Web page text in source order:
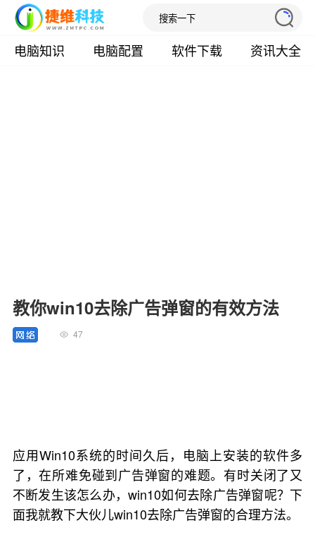
电脑知识 电脑配置 软件下载 资讯大全
教你win10去除广告弹窗的有效方法
47
应用Win10系统的时间久后，电脑上安装的软件多
了，在所难免碰到广告弹窗的难题。有时关闭了又
不断发生该怎么办，win10如何去除广告弹窗呢？下
面我就教下大伙儿win10去除广告弹窗的合理方法。